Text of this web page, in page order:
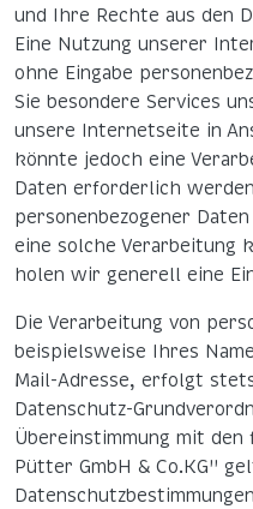
und Ihre Rechte aus den
Eine Nutzung unserer
ohne Eingabe
Sie besondere Services
unsere Internetseite in
könnte jedoch eine
Daten erforderlich
personenbezogener
eine solche Verarbeitung
holen wir generell eine
Die Verarbeitung von
beispielsweise Ihres
Mail-Adresse, erfolgt
Datenschutz-
Übereinstimmung mit den
Pütter GmbH & Co.KG"